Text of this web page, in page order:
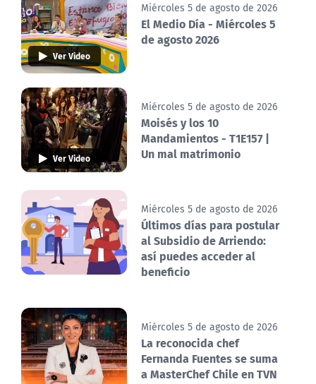
Ver Video
Miércoles 5 de agosto de 2026
El Medio Día - Miércoles 5
de agosto 2026
Ver Video
Miércoles 5 de agosto de 2026
Moisés y los 10
Mandamientos - T1E157 |
Un mal matrimonio
Miércoles 5 de agosto de 2026
Últimos días para postular
al Subsidio de Arriendo:
así puedes acceder al
beneficio
Miércoles 5 de agosto de 2026
La reconocida chef
Fernanda Fuentes se suma
a MasterChef Chile en TVN